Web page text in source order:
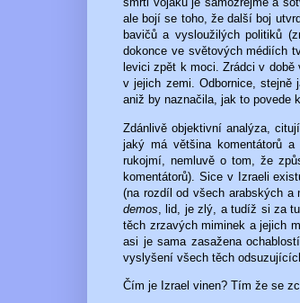
ale bojí se toho, že další boj
bavičů a vysloužilých politiků
dokonce ve světových médiích
levici zpět k moci. Zrádci v
v jejich zemi. Odbornice, stejně
aniž by naznačila, jak to povede
Zdánlivě objektivní analýza,
jaký má většina komentátorů
rukojmí, nemluvě o tom, že
komentátorů). Sice v Izraeli
(na rozdíl od všech arabských a
demos , lid, je zlý, a tudíž si za
těch zrzavých miminek a jejich
asi je sama zasažena
vyslyšení všech těch
Čím je Izrael vinen? Tím že se